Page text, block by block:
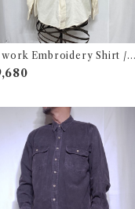
work Embroidery Shirt /
ーク ハンド刺繍入り シャツ